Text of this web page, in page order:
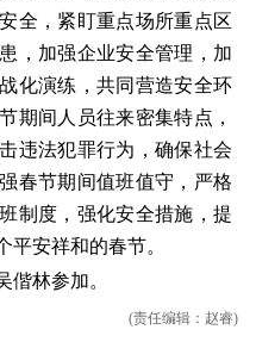
全，紧盯重点场所重点区
，加强企业安全管理，加
化演练，共同营造安全环
期间人员往来密集特点，
违法犯罪行为，确保社会
春节期间值班值守，严格
制度，强化安全措施，提
平安祥和的春节。
偕林参加。
(责任编辑：赵睿)